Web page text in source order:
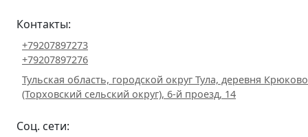
Контакты:
+79207897273
+79207897276
Тульская область, городской округ Тула, деревня Крюково
(Торховский сельский округ), 6-й проезд, 14
Соц. сети: